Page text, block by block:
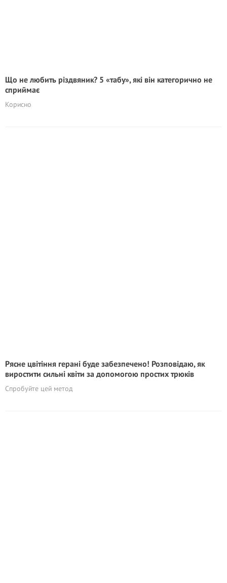
Що не любить різдвяник? 5 «табу», які він категорично не
сприймає
Корисно
Рясне цвітіння герані буде забезпечено! Розповідаю, як
виростити сильні квіти за допомогою простих трюків
Спробуйте цей метод